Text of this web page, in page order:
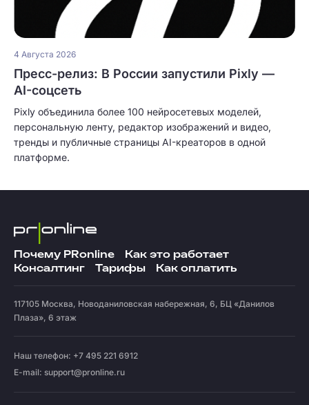
4 Августа 2026
Пресс-релиз: В России запустили Pixly —
AI-соцсеть
Pixly объединила более 100 нейросетевых моделей,
персональную ленту, редактор изображений и видео,
тренды и публичные страницы AI-креаторов в одной
платформе.
Почему PRonline
Как это работает
Консалтинг
Тарифы Как оплатить
117105 Москва, Новоданиловская набережная, 6, БЦ «Данилов
Плаза», 6 этаж
Наш телефон: +7 495 221 6912
E-mail: support@pronline.ru